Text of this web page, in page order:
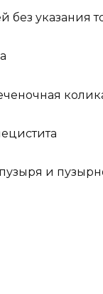
без указания
и